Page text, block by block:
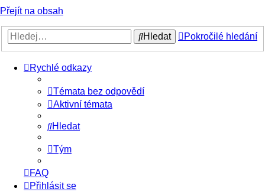
Přejít na obsah
Hledat Pokročilé hledání
Rychlé odkazy
Témata bez odpovědí
Aktivní témata
Hledat
Tým
FAQ
Přihlásit se